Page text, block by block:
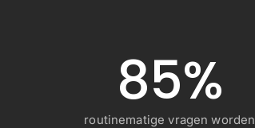
85%
routinematige vragen worden